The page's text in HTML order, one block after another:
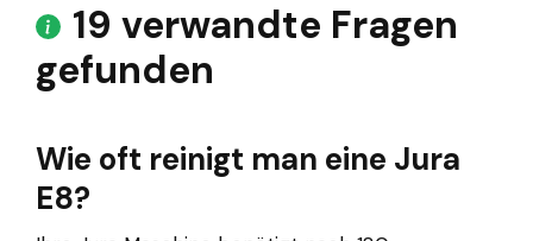
19 verwandte Fragen
gefunden
Wie oft reinigt man eine Jura
E8?